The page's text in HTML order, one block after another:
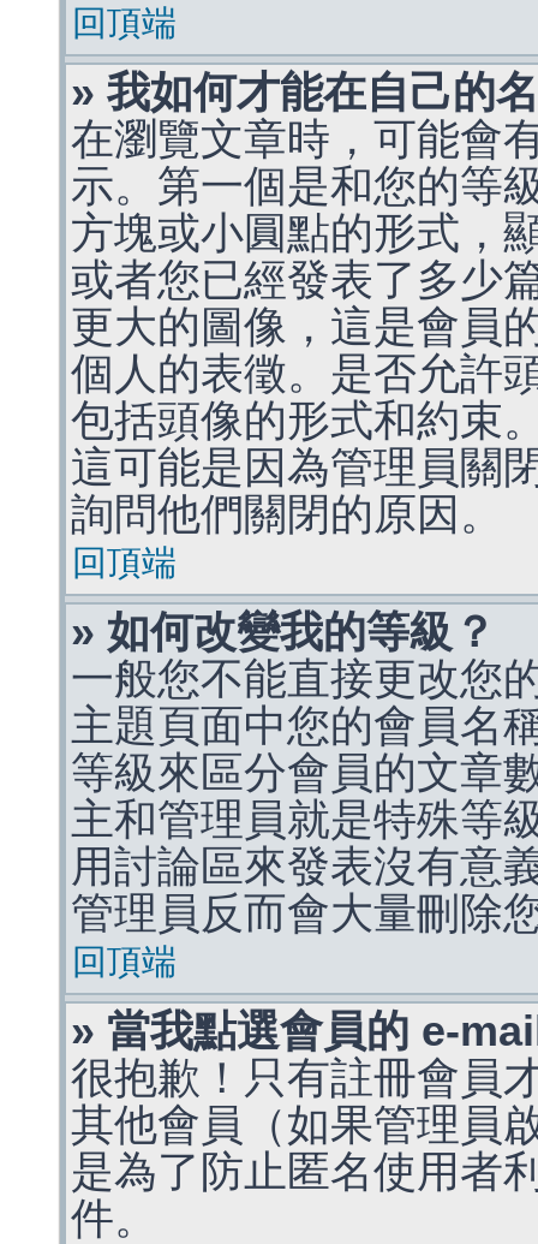
回頂端
» 我如何才能在自己的
在瀏覽文章時，可能會
示。第一個是和您的等
方塊或小圓點的形式，
或者您已經發表了多少
更大的圖像，這是會員
個人的表徵。是否允許
包括頭像的形式和約束
這可能是因為管理員關
詢問他們關閉的原因。
回頂端
» 如何改變我的等級？
一般您不能直接更改您
主題頁面中您的會員名
等級來區分會員的文章
主和管理員就是特殊等
用討論區來發表沒有意
管理員反而會大量刪除
回頂端
» 當我點選會員的 e-
很抱歉！只有註冊會員
其他會員（如果管理員
是為了防止匿名使用者
件。